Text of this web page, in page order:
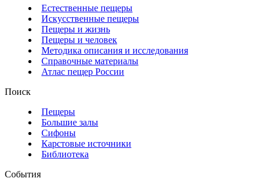
Естественные пещеры
Искусственные пещеры
Пещеры и жизнь
Пещеры и человек
Методика описания и исследования
Справочные материалы
Атлас пещер России
Поиск
Пещеры
Большие залы
Сифоны
Карстовые источники
Библиотека
События